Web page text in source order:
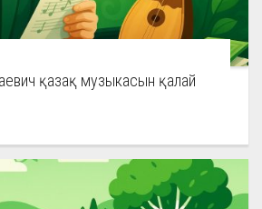
қазақ музыкасын қалай